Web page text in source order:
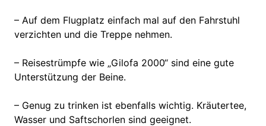
– Auf dem Flugplatz einfach mal auf den Fahrstuhl
verzichten und die Treppe nehmen.
– Reisestrümpfe wie „Gilofa 2000“ sind eine gute
Unterstützung der Beine.
– Genug zu trinken ist ebenfalls wichtig. Kräutertee,
Wasser und Saftschorlen sind geeignet.